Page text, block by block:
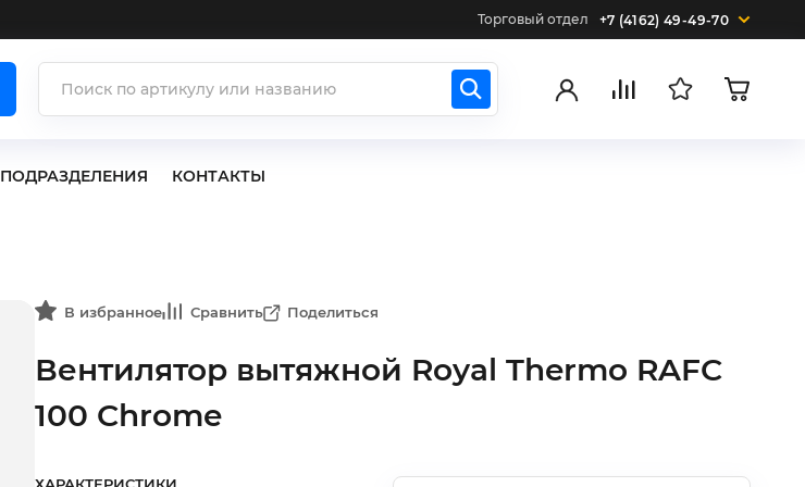
Торговый отдел +7 (4162) 49-49-70
ПОДРАЗДЕЛЕНИЯ КОНТАКТЫ
В избранное Сравнить Поделиться
Вентилятор вытяжной Royal Thermo RAFC
100 Chrome